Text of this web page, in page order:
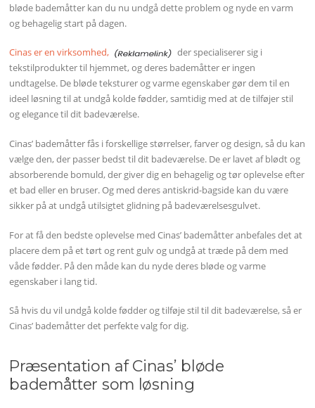
bløde bademåtter kan du nu undgå dette problem og nyde en varm
og behagelig start på dagen.
Cinas er en virksomhed,
der specialiserer sig i
tekstilprodukter til hjemmet, og deres bademåtter er ingen
undtagelse. De bløde teksturer og varme egenskaber gør dem til en
ideel løsning til at undgå kolde fødder, samtidig med at de tilføjer stil
og elegance til dit badeværelse.
Cinas’ bademåtter fås i forskellige størrelser, farver og design, så du kan
vælge den, der passer bedst til dit badeværelse. De er lavet af blødt og
absorberende bomuld, der giver dig en behagelig og tør oplevelse efter
et bad eller en bruser. Og med deres antiskrid-bagside kan du være
sikker på at undgå utilsigtet glidning på badeværelsesgulvet.
For at få den bedste oplevelse med Cinas’ bademåtter anbefales det at
placere dem på et tørt og rent gulv og undgå at træde på dem med
våde fødder. På den måde kan du nyde deres bløde og varme
egenskaber i lang tid.
Så hvis du vil undgå kolde fødder og tilføje stil til dit badeværelse, så er
Cinas’ bademåtter det perfekte valg for dig.
Præsentation af Cinas’ bløde
bademåtter som løsning